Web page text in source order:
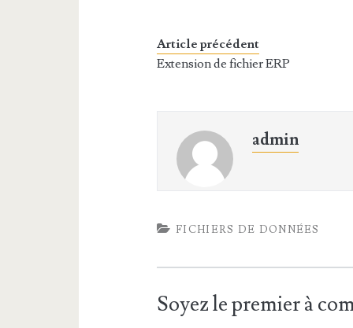
Article précédent
Extension de fichier ERP
admin
FICHIERS DE DONNÉES
Soyez le premier à